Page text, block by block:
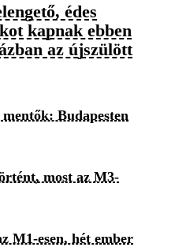
édes
kapnak ebben
az újszülött
Budapesten
most az M3-
M1-esen, hét ember